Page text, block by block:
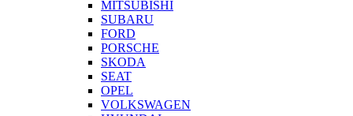
MITSUBISHI
SUBARU
FORD
PORSCHE
SKODA
SEAT
OPEL
VOLKSWAGEN